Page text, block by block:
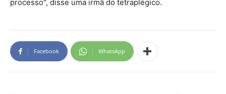
processo", disse uma irmã do tetraplégico.
Facebook WhatsApp